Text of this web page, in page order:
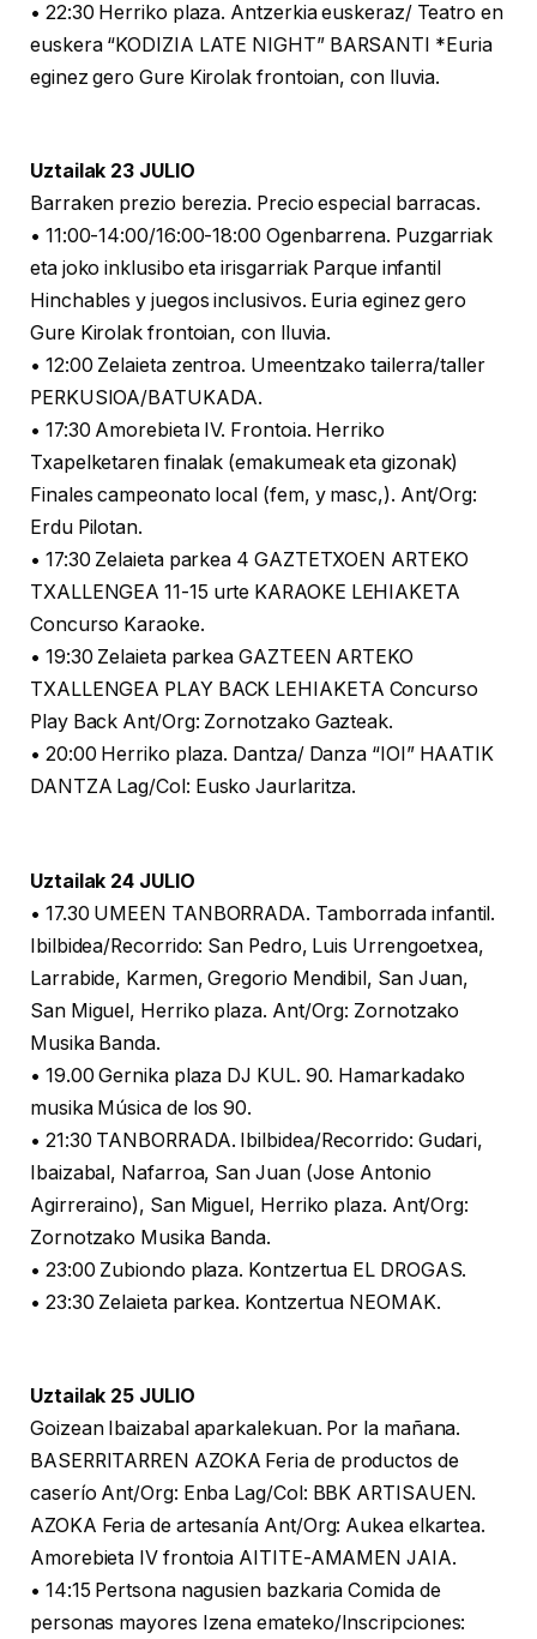
• 22:30 Herriko plaza. Antzerkia euskeraz/ Teatro en
euskera “KODIZIA LATE NIGHT” BARSANTI *Euria
eginez gero Gure Kirolak frontoian, con lluvia.
Uztailak 23 JULIO
Barraken prezio berezia. Precio especial barracas.
• 11:00-14:00/16:00-18:00 Ogenbarrena. Puzgarriak
eta joko inklusibo eta irisgarriak Parque infantil
Hinchables y juegos inclusivos. Euria eginez gero
Gure Kirolak frontoian, con lluvia.
• 12:00 Zelaieta zentroa. Umeentzako tailerra/taller
PERKUSIOA/BATUKADA.
• 17:30 Amorebieta IV. Frontoia. Herriko
Txapelketaren finalak (emakumeak eta gizonak)
Finales campeonato local (fem, y masc,). Ant/Org:
Erdu Pilotan.
• 17:30 Zelaieta parkea 4 GAZTETXOEN ARTEKO
TXALLENGEA 11-15 urte KARAOKE LEHIAKETA
Concurso Karaoke.
• 19:30 Zelaieta parkea GAZTEEN ARTEKO
TXALLENGEA PLAY BACK LEHIAKETA Concurso
Play Back Ant/Org: Zornotzako Gazteak.
• 20:00 Herriko plaza. Dantza/ Danza “IOI” HAATIK
DANTZA Lag/Col: Eusko Jaurlaritza.
Uztailak 24 JULIO
• 17.30 UMEEN TANBORRADA. Tamborrada infantil.
Ibilbidea/Recorrido: San Pedro, Luis Urrengoetxea,
Larrabide, Karmen, Gregorio Mendibil, San Juan,
San Miguel, Herriko plaza. Ant/Org: Zornotzako
Musika Banda.
• 19.00 Gernika plaza DJ KUL. 90. Hamarkadako
musika Música de los 90.
• 21:30 TANBORRADA. Ibilbidea/Recorrido: Gudari,
Ibaizabal, Nafarroa, San Juan (Jose Antonio
Agirreraino), San Miguel, Herriko plaza. Ant/Org:
Zornotzako Musika Banda.
• 23:00 Zubiondo plaza. Kontzertua EL DROGAS.
• 23:30 Zelaieta parkea. Kontzertua NEOMAK.
Uztailak 25 JULIO
Goizean Ibaizabal aparkalekuan. Por la mañana.
BASERRITARREN AZOKA Feria de productos de
caserío Ant/Org: Enba Lag/Col: BBK ARTISAUEN.
AZOKA Feria de artesanía Ant/Org: Aukea elkartea.
Amorebieta IV frontoia AITITE-AMAMEN JAIA.
• 14:15 Pertsona nagusien bazkaria Comida de
personas mayores Izena emateko/Inscripciones: